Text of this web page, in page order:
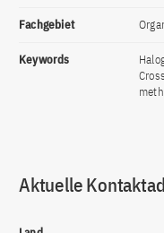
Fachgebiet
Keywords
Aktuelle